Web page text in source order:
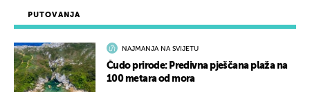
PUTOVANJA
NAJMANJA NA SVIJETU
Čudo prirode: Predivna pješčana plaža na
100 metara od mora